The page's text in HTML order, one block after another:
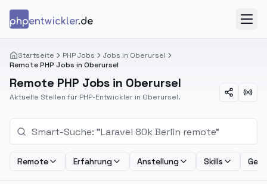
phpentwickler.de
Startseite PHP Jobs
Jobs in Oberursel
Remote PHP Jobs in Oberursel
Remote PHP Jobs in Oberursel
Aktuelle Stellen für PHP-Entwickler in Oberursel.
Remote Erfahrung Anstellung Skills